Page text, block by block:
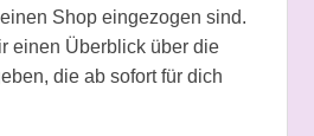
Shop eingezogen sind.
einen Überblick über die
die ab sofort für dich